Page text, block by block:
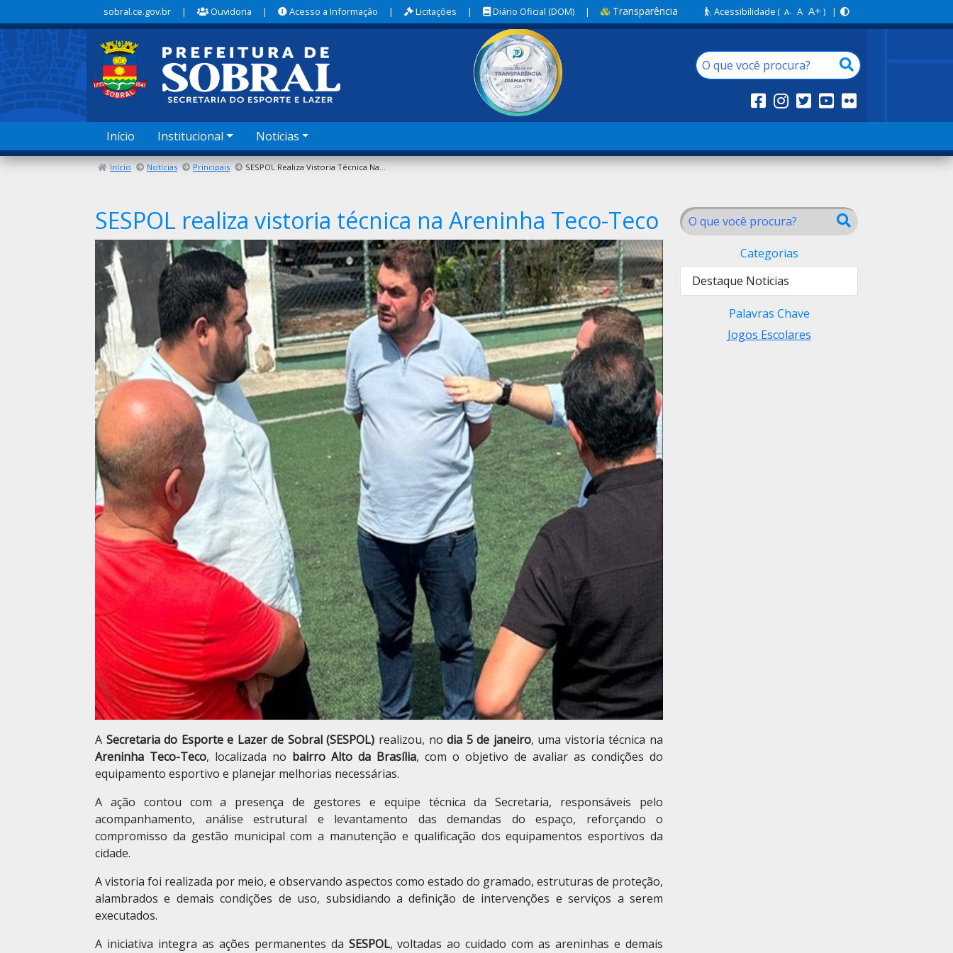
sobral.ce.gov.br | Ouvidoria | Acesso a Informação | Licitações | Diário Oficial (DOM) | Transparência Acessibilidade( A- A A+ ) |
Início Institucional Notícias
Início Notícias Principais SESPOL Realiza Vistoria Técnica Na Areninha Teco-Teco
Categorias
Destaque Noticias
Palavras Chave
Jogos Escolares
SESPOL realiza vistoria técnica na Areninha Teco-Teco
A Secretaria do Esporte e Lazer de Sobral (SESPOL) realizou, nodia 5 de janeiro, uma vistoria técnica na
Areninha Teco-Teco, localizada no bairro Alto da Brasília, com o objetivo de avaliar as condições do
equipamento esportivo e planejar melhorias necessárias.
A ação contou com a presença de gestores e equipe técnica da Secretaria, responsáveis pelo
acompanhamento, análise estrutural e levantamento das demandas do espaço, reforçando o
compromisso da gestão municipal com a manutenção e qualificação dos equipamentos esportivos da
cidade.
A vistoria foi realizada por meio, e observando aspectos como estado do gramado, estruturas de proteção,
alambrados e demais condições de uso, subsidiando a definição de intervenções e serviços a serem
executados.
A iniciativa integra as ações permanentes da SESPOL, voltadas ao cuidado com as areninhas e demais